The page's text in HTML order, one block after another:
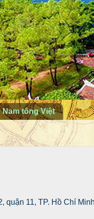
Nam tông Việt
11, TP. Hồ Chí